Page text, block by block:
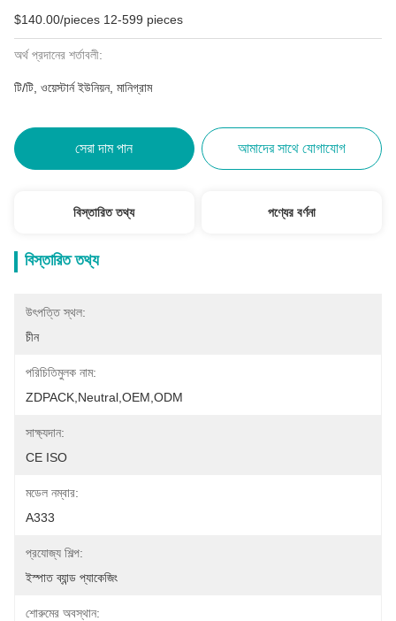
$140.00/pieces 12-599 pieces
অর্থ প্রদানের শর্তাবলী:
টি/টি, ওয়েস্টার্ন ইউনিয়ন, মানিগ্রাম
সেরা দাম পান আমাদের সাথে যোগাযোগ
বিস্তারিত তথ্য পণ্যের বর্ণনা
বিস্তারিত তথ্য
উৎপত্তি স্থল:
চীন
পরিচিতিমুলক নাম:
ZDPACK,neutral,OEM,ODM
সাক্ষ্যদান:
CE ISO
মডেল নম্বার:
A333
প্রযোজ্য শিল্প:
ইস্পাত ব্যান্ড প্যাকেজিং
শোরুমের অবস্থান: